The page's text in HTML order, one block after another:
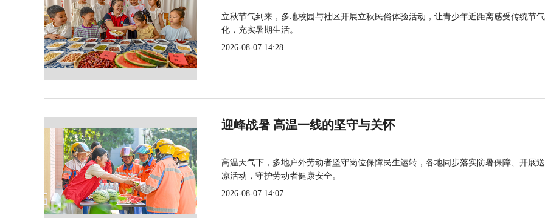
立秋节气到来，多地校园与社区开展立秋民俗体验活动，让青少年近距离感受传统节
化，充实暑期生活。
2026-08-07 14:28
迎峰战暑 高温一线的坚守与关怀
高温天气下，多地户外劳动者坚守岗位保障民生运转，各地同步落实防暑保障、开展
凉活动，守护劳动者健康安全。
2026-08-07 14:07